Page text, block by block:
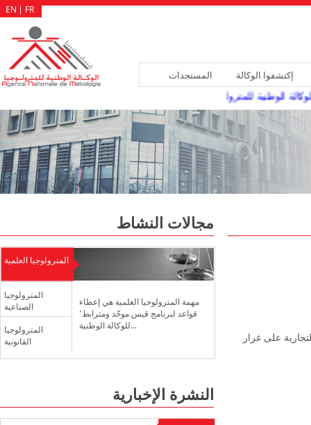
EN FR
إكتشفوا الوكالة المستجدات
الوطنية للمترولوجيا سد الشغورات المسجلة بهياكلها، عن طريق النقلة أو
مجالات النشاط
المترولوجيا العلمية
المترولوجيا
الصناعية
المترولوجيا
القانونية
مهمة المترولوجيا العلمية هي إعطاء
قواعد لبرنامج قيس موحّد ومترابط٬
للوكالة الوطنية...
النشرة الإخبارية
على غرار